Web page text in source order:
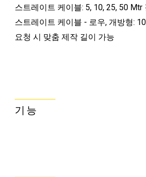
스트레이트 케이블: 5, 10, 25, 50 Mtr
스트레이트 케이블 - 로우, 개방형:
요청 시 맞춤 제작 길이 가능
기능